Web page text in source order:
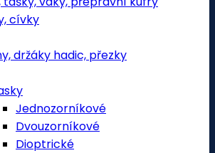
cívky
držáky hadic, přezky
Jednozorníkové
Dvouzorníkové
Dioptrické